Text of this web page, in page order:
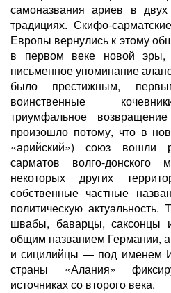
самоназвания ариев в
традициях. Скифо-
Европы вернулись к этому
в первом веке новой эры,
письменное упоминание
было престижным,
воинственные
триумфальное
произошло потому, что в
«арийский») союз вошли
сарматов волго-донского
некоторых других
собственные частные
политическую
швабы, баварцы, саксонцы
общим названием Германии,
и сицилийцы — под именем
страны «Алания»
источниках со второго века.